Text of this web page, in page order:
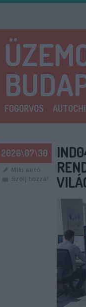
FOGORVOS
2026\07\30
Miki autó
Szólj hozzá!